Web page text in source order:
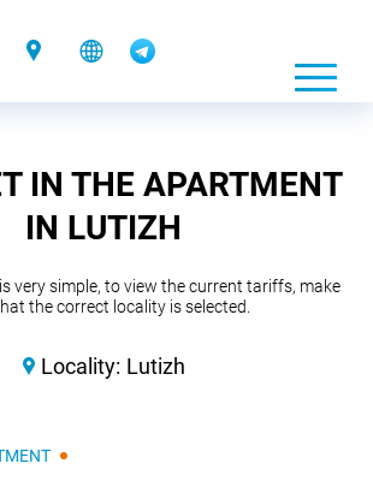
IN THE APARTMENT
IN LUTIZH
very simple, to view the current tariffs, make
the correct locality is selected.
Locality: Lutizh